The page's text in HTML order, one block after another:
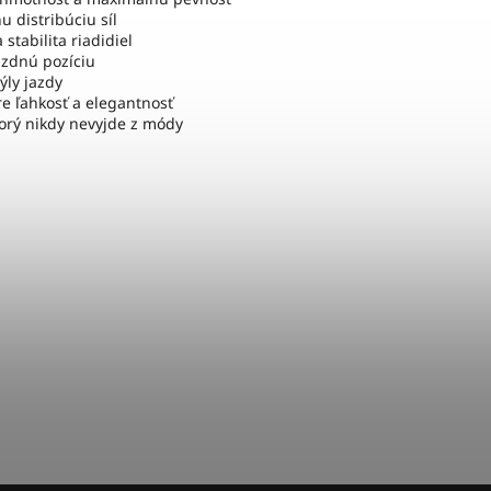
distribúciu síl
stabilita riadidiel
pozíciu
jazdy
ľahkosť a elegantnosť
nikdy nevyjde z módy